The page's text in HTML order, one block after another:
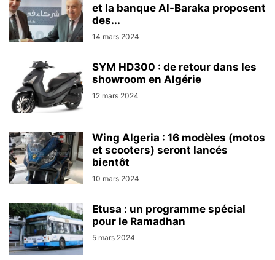
et la banque Al-Baraka proposent
des...
14 mars 2024
SYM HD300 : de retour dans les
showroom en Algérie
12 mars 2024
Wing Algeria : 16 modèles (motos
et scooters) seront lancés
bientôt
10 mars 2024
Etusa : un programme spécial
pour le Ramadhan
5 mars 2024